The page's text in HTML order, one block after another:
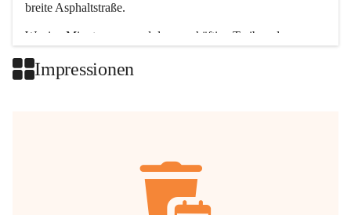
breite Asphaltstraße.
Wenige Minuten nur, und das geschäftige Treiben der
Impressionen